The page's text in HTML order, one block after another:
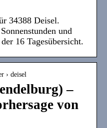
34388 Deisel.
und
16 Tagesübersicht.
› deisel
–
von